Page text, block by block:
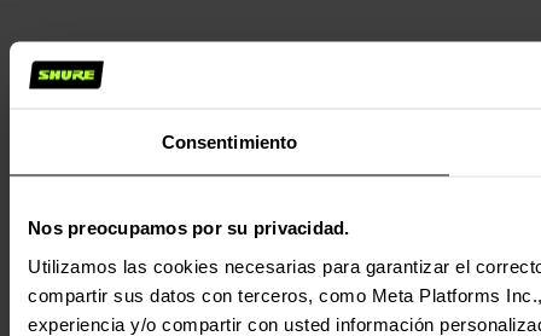
Consentimiento
Nos preocupamos por su privacidad.
Utilizamos las cookies necesarias para garantizar el
compartir sus datos con terceros, como Meta Platforms
experiencia y/o compartir con usted información